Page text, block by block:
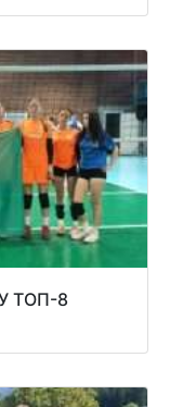
ТОП-8